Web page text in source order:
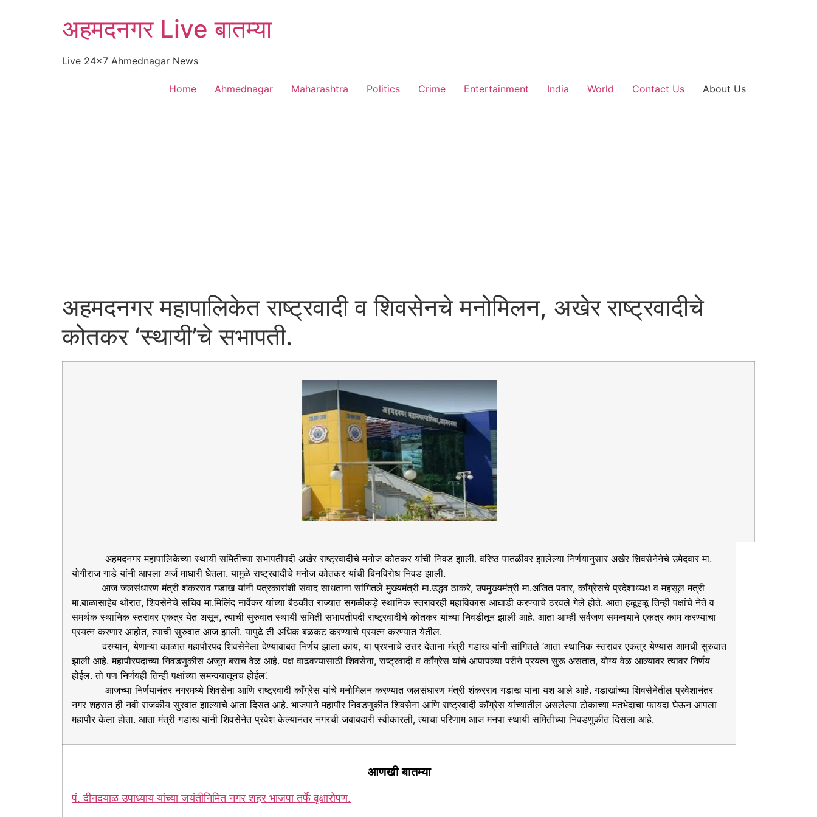
अहमदनगर Live बातम्या
Live 24×7 Ahmednagar News
Home Ahmednagar Maharashtra Politics Crime Entertainment India World Contact Us About Us
अहमदनगर महापालिकेत राष्ट्रवादी व शिवसेनचे मनोमिलन, अखेर राष्ट्रवादीचे
कोतकर ‘स्थायी’चे सभापती.
अहमदनगर महापालिकेच्या स्थायी समितीच्या सभापतीपदी अखेर राष्ट्रवादीचे मनोज कोतकर यांची निवड झाली. वरिष्ठ पातळीवर झालेल्या निर्णयानुसार अखेर शिवसेनेनेचे उमेदवार मा.
योगीराज गाडे यांनी आपला अर्ज माघारी घेतला. यामुळे राष्ट्रवादीचे मनोज कोतकर यांची बिनविरोध निवड झाली.
आज जलसंधारण मंत्री शंकरराव गडाख यांनी पत्रकारांशी संवाद साधताना सांगितले मुख्यमंत्री मा.उद्धव ठाकरे, उपमुख्यमंत्री मा.अजित पवार, काँग्रेसचे प्रदेशाध्यक्ष व महसूल मंत्री
मा.बाळासाहेब थोरात, शिवसेनेचे सचिव मा.मिलिंद नार्वेकर यांच्या बैठकीत राज्यात सगळीकड़े स्थानिक स्तरावरही महाविकास आघाडी करण्याचे ठरवले गेले होते. आता हळूहळू तिन्ही पक्षांचे नेते व
समर्थक स्थानिक स्तरावर एकत्र येत असून, त्याची सुरुवात स्थायी समिती सभापतीपदी राष्ट्रवादीचे कोतकर यांच्या निवडीतून झाली आहे. आता आम्ही सर्वजण समन्वयाने एकत्र काम करण्याचा
प्रयत्न करणार आहोत, त्याची सुरुवात आज झाली. यापुढे ती अधिक बळकट करण्याचे प्रयत्न करण्यात येतील.
दरम्यान, येणाऱ्या काळात महापौरपद शिवसेनेला देण्याबाबत निर्णय झाला काय, या प्रश्नाचे उत्तर देताना मंत्री गडाख यांनी सांगितले ‘आता स्थानिक स्तरावर एकत्र येण्यास आमची सुरुवात
झाली आहे. महापौरपदाच्या निवडणुकीस अजून बराच वेळ आहे. पक्ष वाढवण्यासाठी शिवसेना, राष्ट्रवादी व काँग्रेस यांचे आपापल्या परीने प्रयत्न सुरू असतात, योग्य वेळ आल्यावर त्यावर निर्णय
होईल. तो पण निर्णयही तिन्ही पक्षांच्या समन्वयातूनच होईल’.
आजच्या निर्णयानंतर नगरमध्ये शिवसेना आणि राष्ट्रवादी काँग्रेस यांचे मनोमिलन करण्यात जलसंधारण मंत्री शंकरराव गडाख यांना यश आले आहे. गडाखांच्या शिवसेनेतील प्रवेशानंतर
नगर शहरात ही नवी राजकीय सुरवात झाल्याचे आता दिसत आहे. भाजपाने महापौर निवडणुकीत शिवसेना आणि राष्ट्रवादी काँग्रेस यांच्यातील असलेल्या टोकाच्या मतभेदाचा फायदा घेऊन आपला
महापौर केला होता. आता मंत्री गडाख यांनी शिवसेनेत प्रवेश केल्यानंतर नगरची जबाबदारी स्वीकारली, त्याचा परिणाम आज मनपा स्थायी समितीच्या निवडणुकीत दिसला आहे.
आणखी बातम्या
पं. दीनदयाळ उपाध्याय यांच्या जयंतीनिमित नगर शहर भाजपा तर्फे वृक्षारोपण.